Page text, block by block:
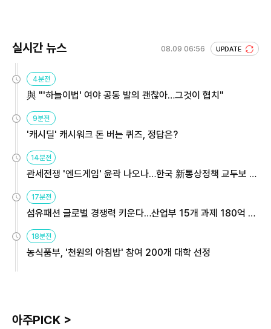
실시간 뉴스 08.09 06:56 UPDATE
4분전
與 "'하늘이법' 여야 공동 발의 괜찮아…그것이 협치"
9분전
'캐시딜' 캐시워크 돈 버는 퀴즈, 정답은?
14분전
관세전쟁 '엔드게임' 윤곽 나오나…한국 新통상정책 교두보 활
17분전
섬유패션 글로벌 경쟁력 키운다…산업부 15개 과제 180억 지
18분전
농식품부, '천원의 아침밥' 참여 200개 대학 선정
아주PICK >